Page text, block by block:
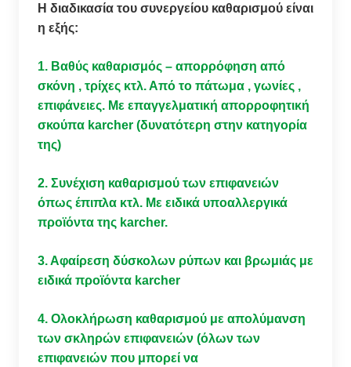
Η διαδικασία του συνεργείου καθαρισμού είναι
η εξής:
1. Βαθύς καθαρισμός – απορρόφηση από
σκόνη , τρίχες κτλ. Από το πάτωμα , γωνίες ,
επιφάνειες. Με επαγγελματική απορροφητική
σκούπα karcher (δυνατότερη στην κατηγορία
της)
2. Συνέχιση καθαρισμού των επιφανειών
όπως έπιπλα κτλ. Με ειδικά υποαλλεργικά
προϊόντα της karcher.
3. Aφαίρεση δύσκολων ρύπων και βρωμιάς με
ειδικά προϊόντα karcher
4. Ολοκλήρωση καθαρισμού με απολύμανση
των σκληρών επιφανειών (όλων των
επιφανειών που μπορεί να